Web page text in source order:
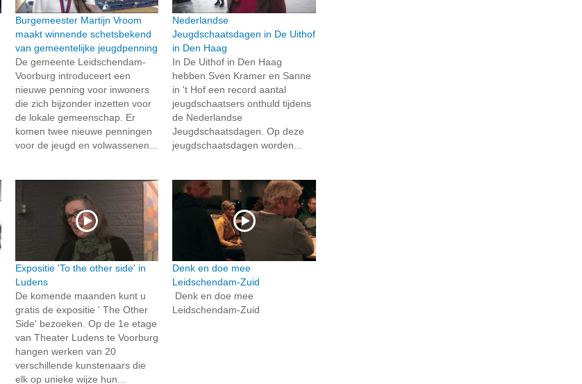
Burgemeester Martijn Vroom
maakt winnende schetsbekend
van gemeentelijke jeugdpenning
De gemeente Leidschendam-
Voorburg introduceert een
nieuwe penning voor inwoners
die zich bijzonder inzetten voor
de lokale gemeenschap. Er
komen twee nieuwe penningen
voor de jeugd en volwassenen...
Nederlandse
Jeugdschaatsdagen in De Uithof
in Den Haag
In De Uithof in Den Haag
hebben Sven Kramer en Sanne
in 't Hof een record aantal
jeugdschaatsers onthuld tijdens
de Nederlandse
Jeugdschaatsdagen. Op deze
jeugdschaatsdagen worden...
Expositie 'To the other side' in
Ludens
De komende maanden kunt u
gratis de expositie ' The Other
Side' bezoeken. Op de 1e etage
van Theater Ludens te Voorburg
hangen werken van 20
verschillende kunstenaars die
elk op unieke wijze hun...
Denk en doe mee
Leidschendam-Zuid
Denk en doe mee
Leidschendam-Zuid